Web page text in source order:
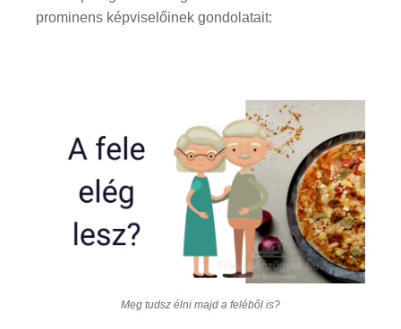
prominens képviselőinek gondolatait:
Meg tudsz élni majd a feléből is?